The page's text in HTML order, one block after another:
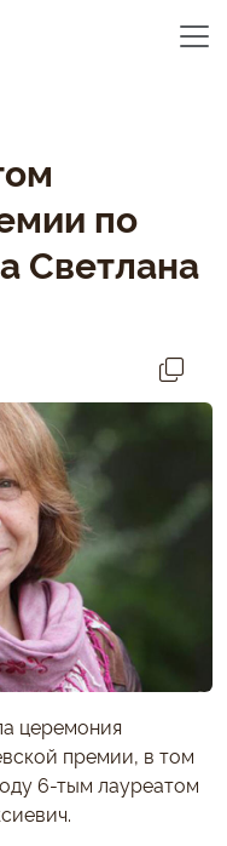
по
Светлана
церемония
премии, в том
6-тым лауреатом